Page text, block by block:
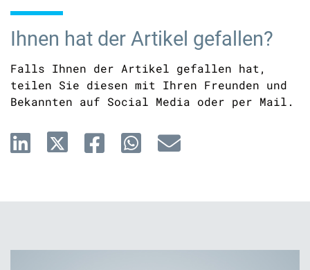
Ihnen hat der Artikel gefallen?
Falls Ihnen der Artikel gefallen hat,
teilen Sie diesen mit Ihren Freunden und
Bekannten auf Social Media oder per Mail.